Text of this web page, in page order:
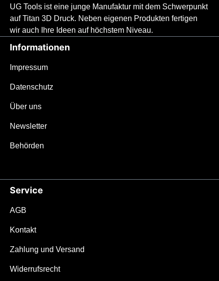
Stabilität.ACHTUNG: Dieses Messer wird
hier ohne Scheide angeboten.Features &
SpezifikationenFeaturesStabil wie ein
Full-Tang bei nur 80 Gramm Gewicht
Gebrauch entwickelt 3D-gedruckter, innen
Muster“ für S-XL Hände 10 cm Droppoint-
maximale SicherheitVersenkte Lanyard-
Germany SpezifikationenGesamtgewicht:
Titan Griffgewicht: 38 g Das Messer im
im Floe-Muster ermöglicht durch die
Handhabung selbst bei Schweiß, Nässe
und Kälte. Zusammen mit dem
UG Tools ist eine junge Manufaktur mit dem Schwerpunkt
auf Titan 3D Druck. Neben eigenen Produkten fertigen
wir auch Ihre Ideen auf höchstem Niveau.
Informationen
Impressum
Datenschutz
Über uns
Newsletter
Behörden
Service
AGB
Kontakt
Zahlung und Versand
Widerrufsrecht